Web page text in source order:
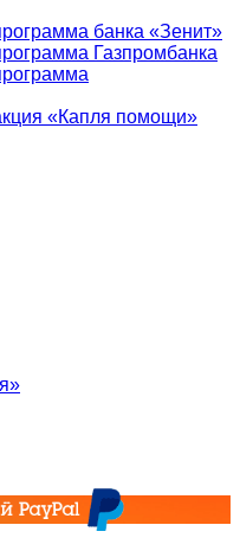
банка «Зенит»
Газпромбанка
«Капля помощи»